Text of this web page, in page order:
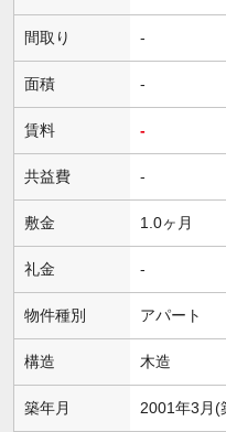
間取り -
面積 -
賃料 -
共益費 -
敷金 1.0ヶ月
礼金 -
物件種別 アパート
構造 木造
築年月 2001年3月(